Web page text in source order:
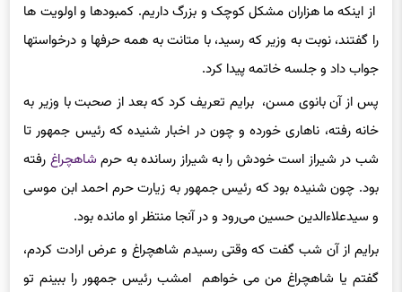
از اینکه ما هزاران مشکل کوچک و بزرگ داریم. کمبودها و اولویت ها
را گفتند، نوبت به وزیر که رسید، با متانت به همه حرفها و درخواستها
جواب داد و جلسه خاتمه پیدا کرد.
پس از آن بانوی مسن، برایم تعریف کرد که بعد از صحبت با وزیر به
خانه رفته، ناهاری خورده و چون در اخبار شنیده که رئیس جمهور تا
شب در شیراز است خودش را به شیراز رسانده به حرم شاهچراغ رفته
بود. چون شنیده بود که رئیس جمهور به زیارت حرم احمد ابن موسی
و سیدعلاءالدین حسین می‌رود و در آنجا منتظر او مانده بود.
برایم از آن شب گفت که وقتی رسیدم شاهچراغ و عرض ارادت کردم،
گفتم یا شاهچراغ من می خواهم امشب رئیس جمهور را ببینم تو